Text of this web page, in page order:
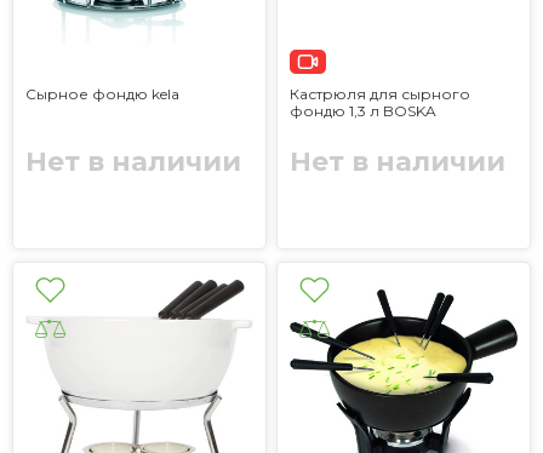
Сырное фондю kela
Нет в наличии
Кастрюля для сырного
фондю 1,3 л BOSKA
Нет в наличии